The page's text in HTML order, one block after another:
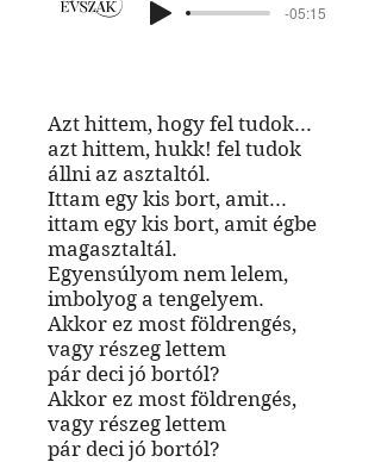
Azt hittem, hogy fel tudok...
azt hittem, hukk! fel tudok
állni az asztaltól.
Ittam egy kis bort, amit...
ittam egy kis bort, amit égbe
magasztaltál.
Egyensúlyom nem lelem,
imbolyog a tengelyem.
Akkor ez most földrengés,
vagy részeg lettem
pár deci jó bortól?
Akkor ez most földrengés,
vagy részeg lettem
pár deci jó bortól?
-05:15